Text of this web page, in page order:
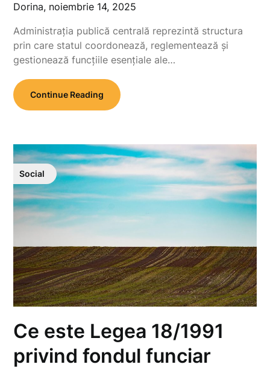
Dorina, noiembrie 14, 2025
Administrația publică centrală reprezintă structura
prin care statul coordonează, reglementează și
gestionează funcțiile esențiale ale…
Continue Reading
Social
Ce este Legea 18/1991
privind fondul funciar